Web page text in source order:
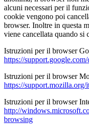
alcuni necessari per il
cookie vengono poi
browser. Inoltre in questa
viene cancellata quando si
Istruzioni per il browser
https://
Istruzioni per il browser
https://
Istruzioni per il browser
http://
browsing